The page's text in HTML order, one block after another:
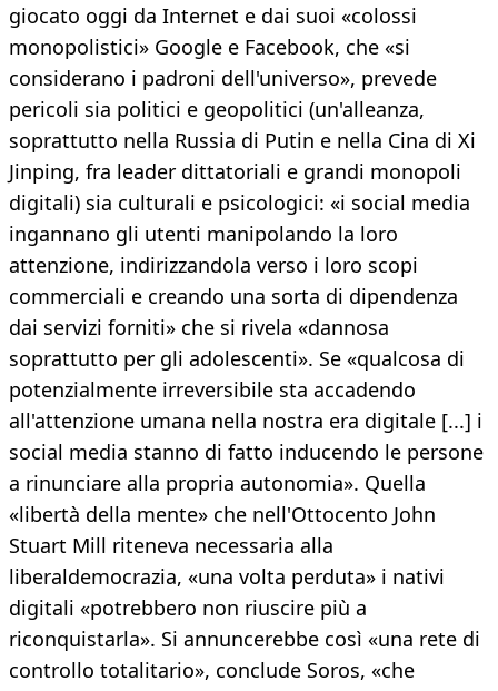
giocato oggi da Internet e dai suoi «colossi
monopolistici» Google e Facebook, che «si
considerano i padroni dell'universo», prevede
pericoli sia politici e geopolitici (un'alleanza,
soprattutto nella Russia di Putin e nella Cina di Xi
Jinping, fra leader dittatoriali e grandi monopoli
digitali) sia culturali e psicologici: «i social media
ingannano gli utenti manipolando la loro
attenzione, indirizzandola verso i loro scopi
commerciali e creando una sorta di dipendenza
dai servizi forniti» che si rivela «dannosa
soprattutto per gli adolescenti». Se «qualcosa di
potenzialmente irreversibile sta accadendo
all'attenzione umana nella nostra era digitale [...] i
social media stanno di fatto inducendo le persone
a rinunciare alla propria autonomia». Quella
«libertà della mente» che nell'Ottocento John
Stuart Mill riteneva necessaria alla
liberaldemocrazia, «una volta perduta» i nativi
digitali «potrebbero non riuscire più a
riconquistarla». Si annuncerebbe così «una rete di
controllo totalitario», conclude Soros, «che